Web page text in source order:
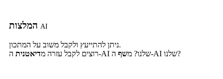
AI
ניתן להתייעץ ולקבל משוב על המתכון.
רוצים לקבל עזרה מדיאטנית ה-AI שלנו? משף ה-AI שלנו?